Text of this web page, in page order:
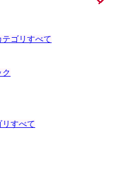
ゴリすべて
ク
リすべて